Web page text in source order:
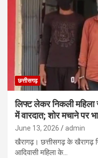
छत्तीसगढ़
लिफ्ट लेकर निकली
में वारदात; शोर मचाने पर
June 13, 2026 admin
खैरागढ़। छत्तीसगढ़ के खैरागढ़
आदिवासी महिला के…